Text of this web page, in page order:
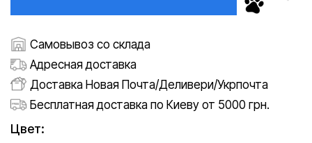
Самовывоз со склада
Адресная доставка
Доставка Новая Почта/Деливери/Укрпочта
Бесплатная доставка по Киеву от 5000 грн.
Цвет: